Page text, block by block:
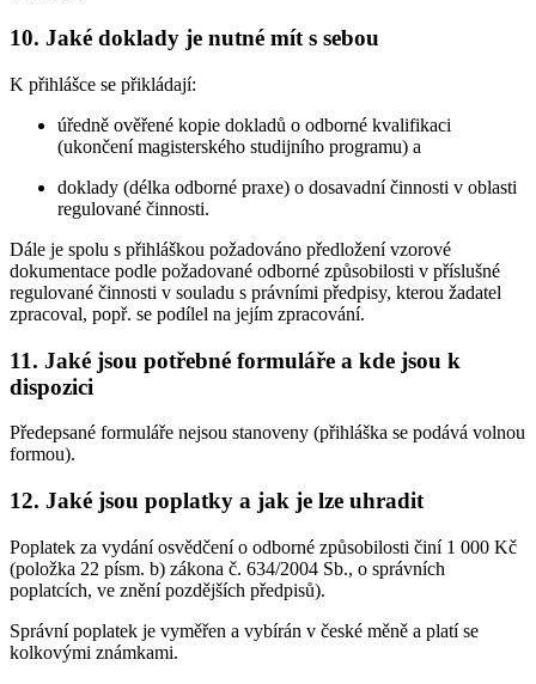
10. Jaké doklady je nutné mít s sebou
K přihlášce se přikládají:
úředně ověřené kopie dokladů o odborné kvalifikaci
(ukončení magisterského studijního programu) a
doklady (délka odborné praxe) o dosavadní činnosti v oblasti
regulované činnosti.
Dále je spolu s přihláškou požadováno předložení vzorové
dokumentace podle požadované odborné způsobilosti v příslušné
regulované činnosti v souladu s právními předpisy, kterou žadatel
zpracoval, popř. se podílel na jejím zpracování.
11. Jaké jsou potřebné formuláře a kde jsou k
dispozici
Předepsané formuláře nejsou stanoveny (přihláška se podává volnou
formou).
12. Jaké jsou poplatky a jak je lze uhradit
Poplatek za vydání osvědčení o odborné způsobilosti činí 1 000 Kč
(položka 22 písm. b) zákona č. 634/2004 Sb., o správních
poplatcích, ve znění pozdějších předpisů).
Správní poplatek je vyměřen a vybírán v české měně a platí se
kolkovými známkami.